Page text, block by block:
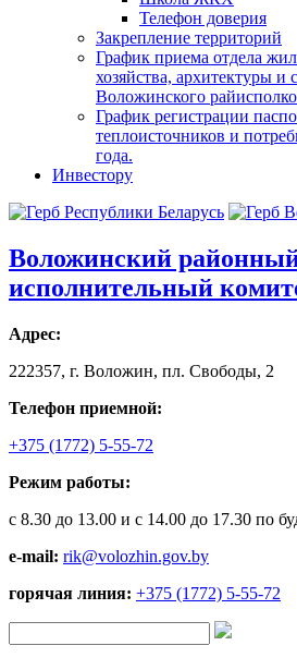
Телефон доверия
Закрепление территорий
График приема отдела
хозяйства, архитектуры и
Воложинского
График регистрации
теплоисточников и
года.
Инвестору
Воложинский
исполнительный
Адрес:
222357, г. Воложин, пл. Свободы, 2
Телефон приемной:
+375 (1772) 5-55-72
Режим работы:
с 8.30 до 13.00 и с 14.00 до 17.30 по
e-mail: rik@volozhin.gov.by
горячая линия: +375 (1772) 5-55-72